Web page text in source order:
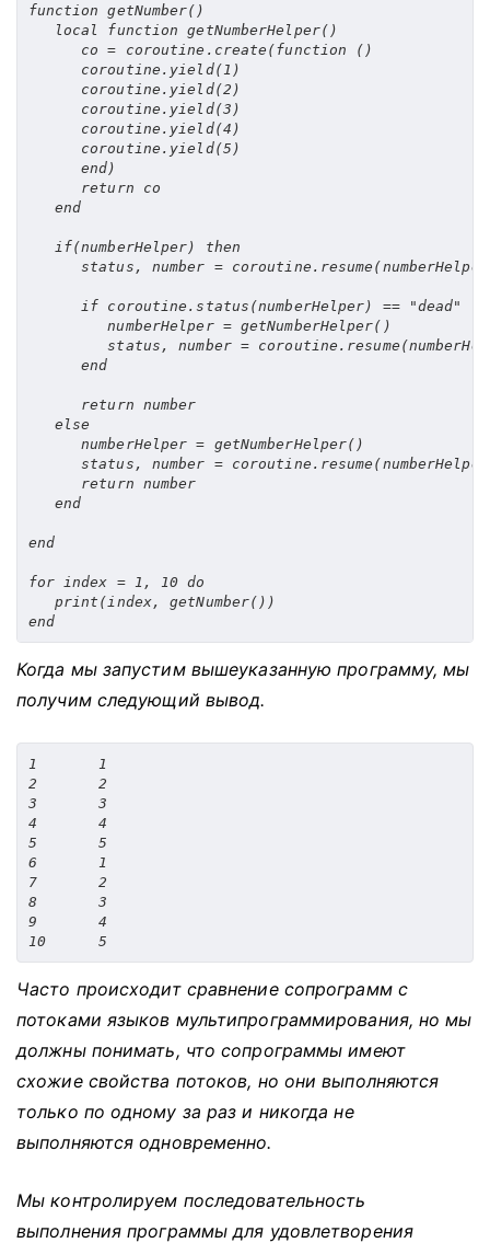
function getNumber()
local
function getNumberHelper()
      co
= coroutine . create (function
()
      coroutine
. yield( 1 )
      coroutine
. yield(2 )
      coroutine
. yield(3 )
      coroutine
. yield(4 )
      coroutine
. yield(5 )
end )
return co
end
if(numberHelper )
then
      status
, number = coroutine . resume (numberHelper
if coroutine .status (numberHelper ) == "dead"
         numberHelper
= getNumberHelper()
         status
, number = coroutine . resume (
end
return number
else
      numberHelper
= getNumberHelper()
      status
, number = coroutine . resume (numberHelper
return number
end
end
for index = 1 , 10 do
print ( index, getNumber())
end
Когда мы запустим вышеуказанную программу, мы
получим следующий вывод.
1	1
2	2
3	3
4	4
5	5
6	1
7	2
8	3
9	4
Часто происходит сравнение сопрограмм с
потоками языков мультипрограммирования, но мы
должны понимать, что сопрограммы имеют
схожие свойства потоков, но они выполняются
только по одному за раз и никогда не
выполняются одновременно.
Мы контролируем последовательность
выполнения программы для удовлетворения